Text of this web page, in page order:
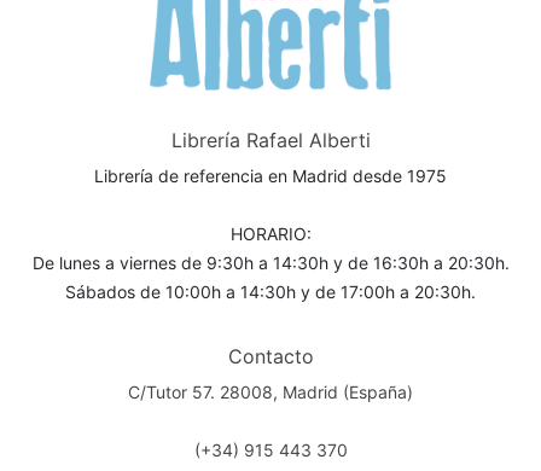
Librería Rafael Alberti
Librería de referencia en Madrid desde 1975
HORARIO:
De lunes a viernes de 9:30h a 14:30h y de 16:30h a 20:30h.
Sábados de 10:00h a 14:30h y de 17:00h a 20:30h.
Contacto
C/Tutor 57. 28008, Madrid (España)
(+34) 915 443 370